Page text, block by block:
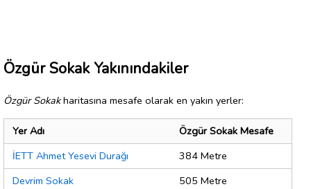
Özgür Sokak Yakınındakiler
Özgür Sokakharitasına mesafe olarak en yakın yerler:
Yer Adı
Özgür Sokak Mesafe
İETT Ahmet Yesevi Durağı
384 Metre
Devrim Sokak
505 Metre